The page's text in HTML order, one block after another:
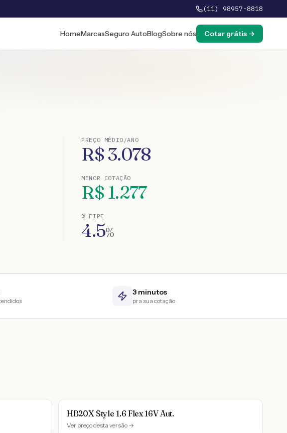
(11) 98957-8818
HomeMarcasSeguro AutoBlogSobre nós Cotar grátis →
PREÇO MÉDIO/ANO
R$ 3.078
MENOR COTAÇÃO
R$ 1.277
% FIPE
4.5%
3 minutos
pra sua cotação
HB20X Style 1.6 Flex 16V Aut.
Ver preço desta versão →